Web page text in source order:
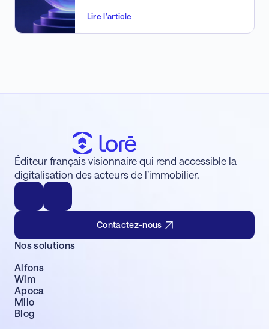
Lire l'article
Éditeur français visionnaire qui rend accessible la
digitalisation des acteurs de l’immobilier.
Contactez-nous
Nos solutions
Alfons
Wim
Apoca
Milo
Blog